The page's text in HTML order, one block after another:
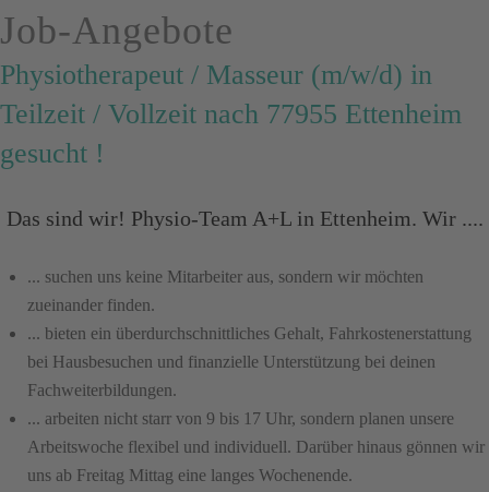
Job-Angebote
Physiotherapeut / Masseur (m/w/d) in
Teilzeit / Vollzeit nach 77955 Ettenheim
gesucht !
Das sind wir! Physio-Team A+L in Ettenheim. Wir ....
... suchen uns keine Mitarbeiter aus, sondern wir möchten
zueinander finden.
... bieten ein überdurchschnittliches Gehalt, Fahrkostenerstattung
bei Hausbesuchen und finanzielle Unterstützung bei deinen
Fachweiterbildungen.
... arbeiten nicht starr von 9 bis 17 Uhr, sondern planen unsere
Arbeitswoche flexibel und individuell. Darüber hinaus gönnen wir
uns ab Freitag Mittag eine langes Wochenende.